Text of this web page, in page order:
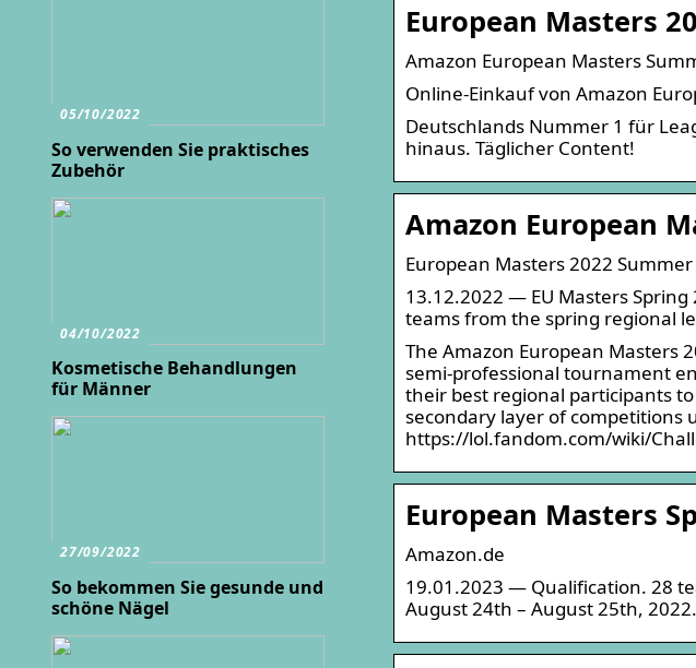
European Masters
Amazon European Masters
Online-Einkauf von Amazon
Deutschlands Nummer 1 für
hinaus. Täglicher Content!
Amazon European
European Masters 2022
13.12.2022 — EU Masters
teams from the spring regional
The Amazon European Masters
semi-professional tournament
their best regional participants
secondary layer of competitions
https://lol.fandom.com/wiki/
European Masters
Amazon.de
19.01.2023 — Qualification. 28
August 24th – August 25th,
05/10/2022
So verwenden Sie praktisches
Zubehör
04/10/2022
Kosmetische Behandlungen
für Männer
27/09/2022
So bekommen Sie gesunde und
schöne Nägel